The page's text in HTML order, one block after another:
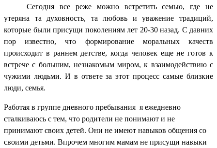
Сегодня все реже можно встретить семью, где не
утеряна та духовность, та любовь и уважение традиций,
которые были присущи поколениям лет 20-30 назад. С давних
пор известно, что формирование моральных качеств
происходит в раннем детстве, когда человек еще не готов к
встрече с большим, незнакомым миром, к взаимодействию с
чужими людьми. И в ответе за этот процесс самые близкие
люди, семья.
Работая в группе дневного пребывания я ежедневно
сталкиваюсь с тем, что родители не понимают и не
принимают своих детей. Они не имеют навыков общения со
своими детьми. Впрочем многим мамам не присущи навыки